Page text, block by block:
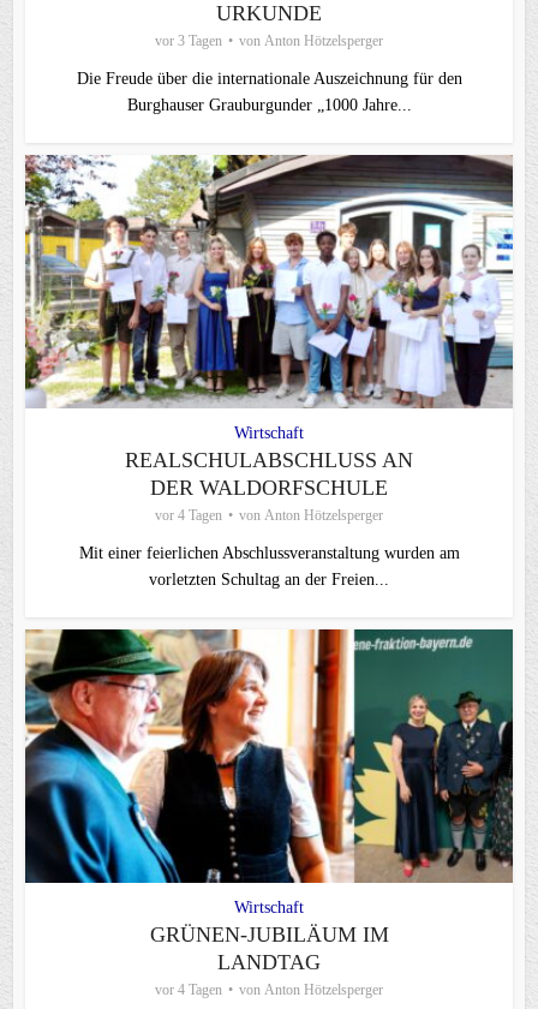
URKUNDE
vor 3 Tagen von Anton Hötzelsperger
Die Freude über die internationale Auszeichnung für den
Burghauser Grauburgunder „1000 Jahre...
Wirtschaft
REALSCHULABSCHLUSS AN
DER WALDORFSCHULE
vor 4 Tagen von Anton Hötzelsperger
Mit einer feierlichen Abschlussveranstaltung wurden am
vorletzten Schultag an der Freien...
Wirtschaft
GRÜNEN-JUBILÄUM IM
LANDTAG
vor 4 Tagen von Anton Hötzelsperger